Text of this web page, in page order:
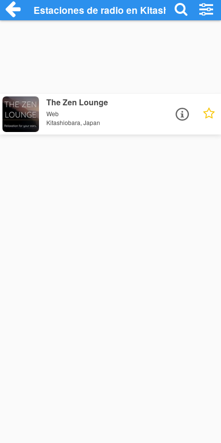
Estaciones de radio en Kitashiobara -
The Zen Lounge
Web
Kitashiobara, Japan